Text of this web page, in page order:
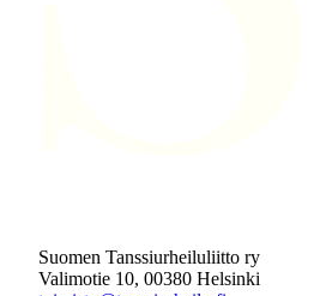
Suomen Tanssiurheiluliitto ry
Valimotie 10, 00380 Helsinki